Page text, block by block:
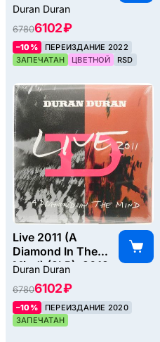
Duran Duran
67806102 ₽
–10%
ПЕРЕИЗДАНИЕ 2022
ЗАПЕЧАТАН
ЦВЕТНОЙ RSD
Live 2011 (A
Diamond In The
Mind) (2LP), 2012
Duran Duran
67806102 ₽
–10%
ПЕРЕИЗДАНИЕ 2020
ЗАПЕЧАТАН